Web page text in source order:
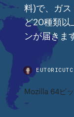
料)で、ガ
ど20種類以
ンが届きま
Mozilla 64ビ